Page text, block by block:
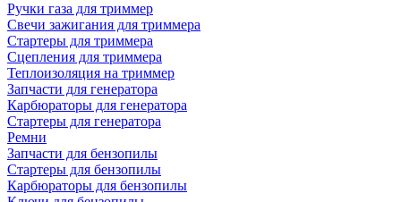
Ручки газа для триммер
Свечи зажигания для триммера
Стартеры для триммера
Сцепления для триммера
Теплоизоляция на триммер
Запчасти для генератора
Карбюраторы для генератора
Стартеры для генератора
Ремни
Запчасти для бензопилы
Стартеры для бензопилы
Карбюраторы для бензопилы